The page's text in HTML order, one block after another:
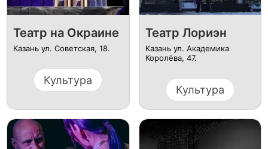
Театр на Окраине
Казань ул. Советская, 18.
Культура
Театр Лориэн
Казань ул. Академика
Королёва, 47.
Культура